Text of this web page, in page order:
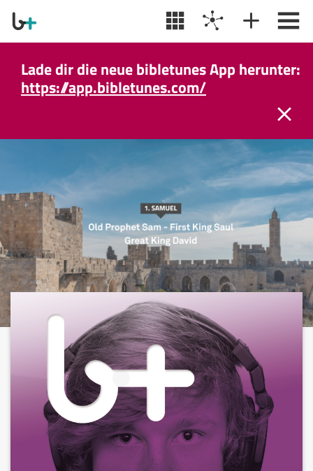
Lade dir die neue bibletunes App herunter:
https://app.bibletunes.com/